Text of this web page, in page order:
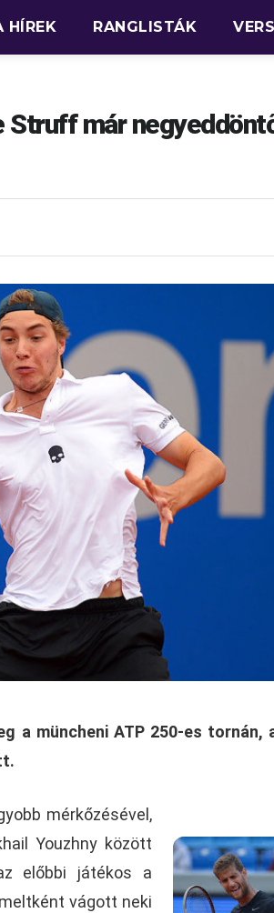
HÍREK RANGLISTÁK
Struff már
a müncheni ATP 250-es tornán,
mérkőzésével,
Youzhny között
előbbi játékos a
vágott neki